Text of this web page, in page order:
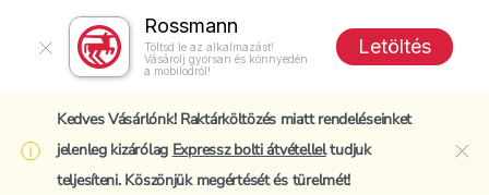
Rossmann
Töltsd le az alkalmazást!
Vásárolj gyorsan és könnyedén
a mobilodról!
Letöltés
Kedves Vásárlónk! Raktárköltözés miatt rendeléseinket
jelenleg kizárólag Expressz bolti átvételleltudjuk
teljesíteni. Köszönjük megértését és türelmét!